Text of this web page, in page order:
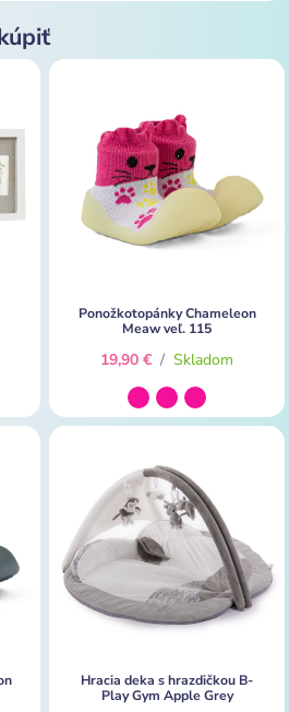
Ponožkotopánky Chameleon
Meaw veľ. 115
19,90 € / Skladom
Hracia deka s hrazdičkou B-
Play Gym Apple Grey